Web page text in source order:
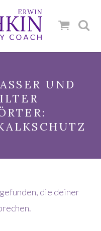
UND
die deiner